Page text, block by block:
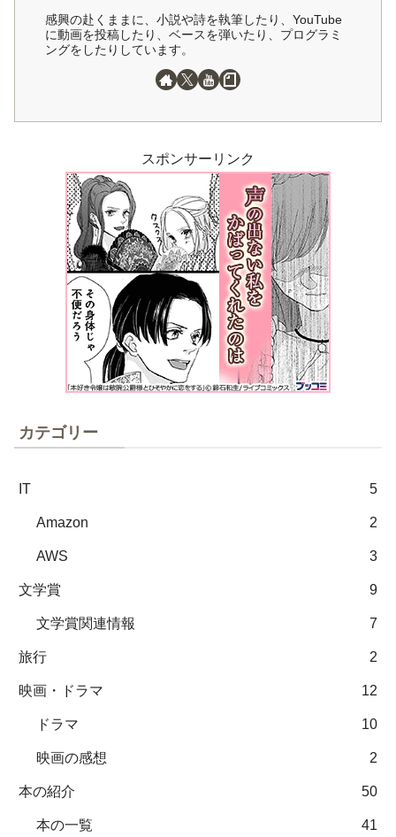
感興の赴くままに、小説や詩を執筆したり、YouTube
に動画を投稿したり、ベースを弾いたり、プログラミ
ングをしたりしています。
スポンサーリンク
カテゴリー
IT 5
Amazon 2
AWS 3
文学賞 9
文学賞関連情報 7
旅行 2
映画・ドラマ 12
ドラマ 10
映画の感想 2
本の紹介 50
本の一覧 41